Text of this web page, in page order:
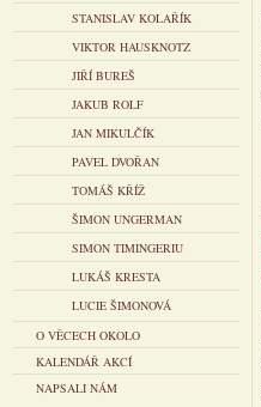
STANISLAV KOLAŘÍK
VIKTOR HAUSKNOTZ
JIŘÍ BUREŠ
JAKUB ROLF
JAN MIKULČÍK
PAVEL DVOŘAN
TOMÁŠ KŘÍŽ
ŠIMON UNGERMAN
SIMON TIMINGERIU
LUKÁŠ KRESTA
LUCIE ŠIMONOVÁ
O VĚCECH OKOLO
KALENDÁŘ AKCÍ
NAPSALI NÁM